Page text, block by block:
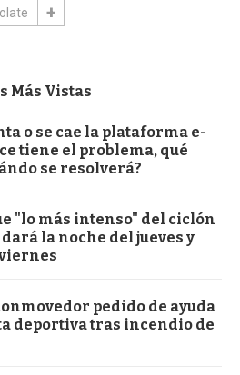
Más Vistas
o se cae la plataforma e-
tiene el problema, qué
se resolverá?
"lo más intenso" del ciclón
la noche del jueves y
pedido de ayuda
deportiva tras incendio de